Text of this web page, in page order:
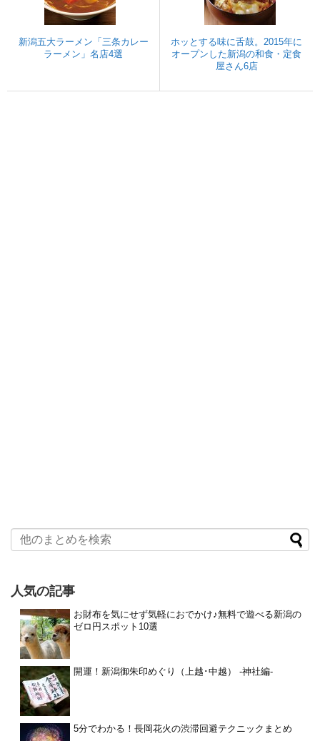
新潟五大ラーメン「三条カレー
ラーメン」名店4選
ホッとする味に舌鼓。2015年に
オープンした新潟の和食・定食
屋さん6店
人気の記事
お財布を気にせず気軽におでかけ♪無料で遊べる新潟の
ゼロ円スポット10選
開運！新潟御朱印めぐり（上越･中越） -神社編-
5分でわかる！長岡花火の渋滞回避テクニックまとめ